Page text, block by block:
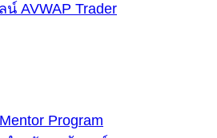
AVWAP Trader
Program